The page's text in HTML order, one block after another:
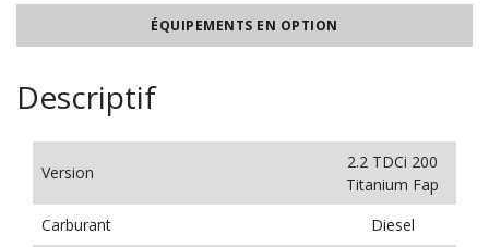
ÉQUIPEMENTS EN OPTION
Descriptif
Version
2.2 TDCi 200
Titanium Fap
Carburant
Diesel